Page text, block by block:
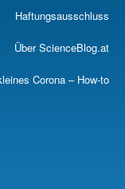
Haftungsausschluss
Über ScienceBlog.at
Corona – How-to